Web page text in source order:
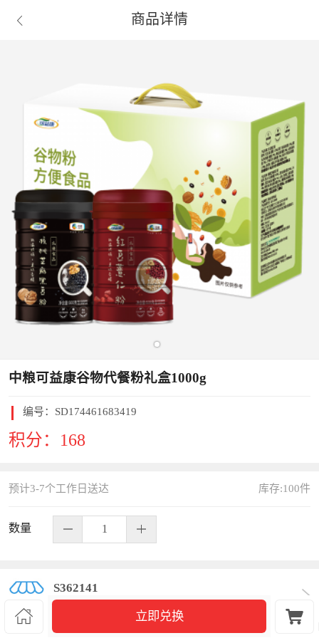
 商品详情
中粮可益康谷物代餐粉礼盒1000g
编号： SD174461683419
积分： 168
库存:100件
预计3-7个工作日送达
数量
S362141
 立即兑换 